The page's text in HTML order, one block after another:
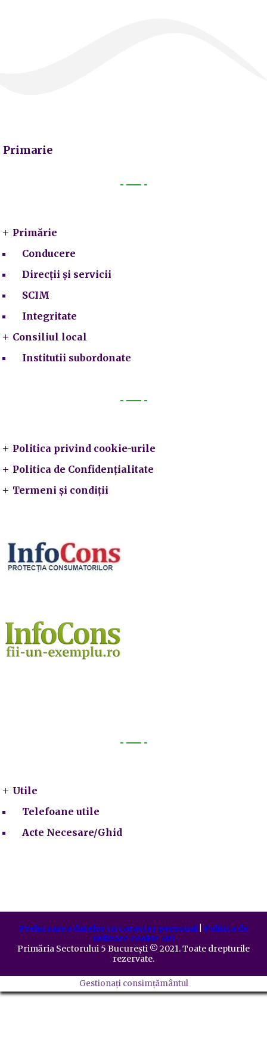
Primarie
Primărie
Conducere
Direcții și servicii
SCIM
Integritate
Consiliul local
Institutii subordonate
Politica privind cookie-urile
Politica de Confidențialitate
Termeni și condiții
Utile
Telefoane utile
Acte Necesare/Ghid
Prelucrarea datelor cu caracter personal| Politica de
utilizare cookie-uri
Primăria Sectorului 5 București ©️ 2021. Toate drepturile
rezervate.
Gestionați consimțământul